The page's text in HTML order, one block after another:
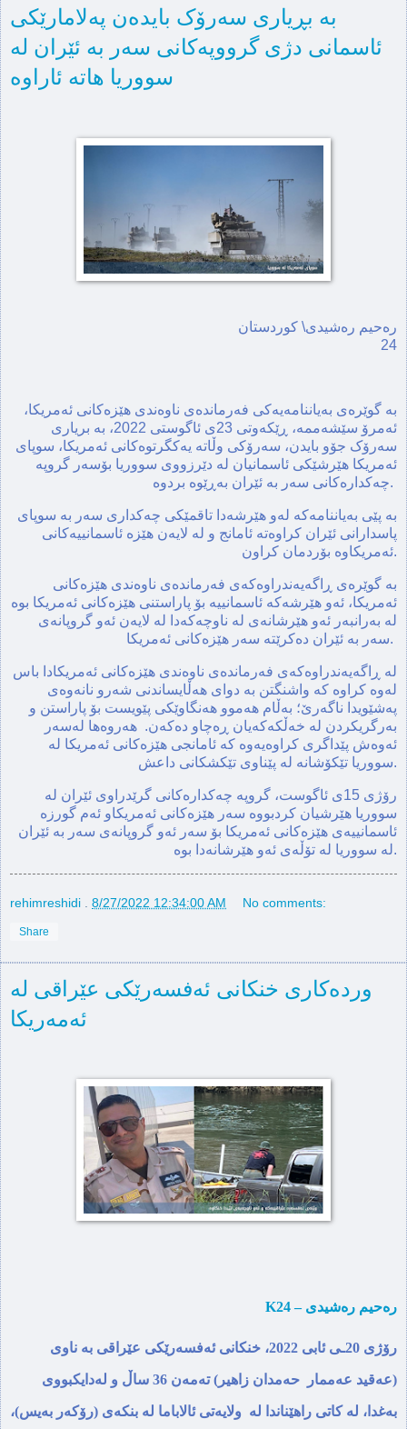
بە بڕیاری سەرۆک بایدەن پەلامارێکی
ئاسمانی دژی گرووپەکانی سەر بە ئێران لە
سووریا هاتە ئاراوە
رەحیم رەشیدی\ کوردستان
24
بە گوێرەی بەیاننامەیەکی فەرماندەی ناوەندی هێزەکانی ئەمریکا،
ئەمرۆ سێشەممە، ڕێکەوتی 23ی ئاگوستی 2022، بە بریاری
سەرۆک جۆو بایدن، سەرۆکی وڵاتە یەکگرتوەکانی ئەمریکا، سوپای
ئەمریکا هێرشێکی ئاسمانیان لە دێرزووی سووریا بۆسەر گروپە
چەکدارەکانی سەر بە ئێران بەڕێوە بردوە.
بە پێی بەیاننامەکە لەو هێرشەدا تاقمێکی چەکداری سەر بە سوپای
پاسدارانی ئێران کراوەتە ئامانج و لە لایەن هێزە ئاسمانییەکانی
ئەمریکاوە بۆردمان کراون.
بە گوێرەی ڕاگەیەندراوەکەی فەرماندەی ناوەندی هێزەکانی
ئەمریکا، ئەو هێرشەکە ئاسمانییە بۆ پاراستنی هێزەکانی ئەمریکا بوە
لە بەرانبەر ئەو هێرشانەی لە ناوچەکەدا لە لایەن ئەو گروپانەی
سەر بە ئێران دەکرێتە سەر هێزەکانی ئەمریکا.
لە ڕاگەیەندراوەکەی فەرماندەی ناوەندی هێزەکانی ئەمریکادا باس
لەوە کراوە کە واشنگتن بە دوای هەڵایساندنی شەرو نانەوەی
پەشێویدا ناگەرێ؛ بەڵام هەموو هەنگاوێکی پێویست بۆ پاراستن و
بەرگریکردن لە خەڵکەکەیان ڕەچاو دەکەن. هەروەها لەسەر
ئەوەش پێداگری کراوەیەوە کە ئامانجی هێزەکانی ئەمریکا لە
سووریا تێکۆشانە لە پێناوی تێکشکانی داعش.
رۆژی 15ی ئاگوست، گروپە چەکدارەکانی گرێدراوی ئێران لە
سووریا هێرشیان کردبووە سەر هێزەکانی ئەمریکاو ئەم گورزە
ئاسمانییەی هێزەکانی ئەمریکا بۆ سەر ئەو گروپانەی سەر بە ئێران
لە سووریا لە تۆڵەی ئەو هێرشانەدا بوە.
rehimreshidi 8/27/2022 12:34:00 AM No comments:
Share
وردەکاری خنکانی ئەفسەرێکی عێراقی لە
ئەمەریکا
K24 – رەحیم رەشیدی
رۆژی 20ـی ئابی 2022، خنکانی ئەفسەرێکی عێراقی بە ناوی
(عەقید عەممار حەمدان زاهیر) تەمەن 36 ساڵ و لەدایکبووی
بەغدا، لە کاتی راهێناندا لە ولایەتی ئالاباما لە بنکەی (رۆکەر بەیس)،